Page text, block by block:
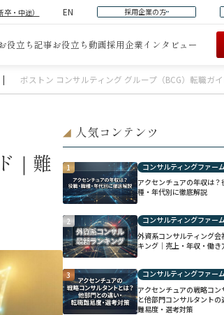
・中途） EN 採用企業の方
役立ち記事お役立ち動画採用企業インタビュー
| ボストン コンサルティング グループ（BCG）転職ガ
｜難
◢ 人気コンテンツ
1
コンサルティングファーム
アクセンチュアの年収は？
種・年代別に徹底解説
2
コンサルティングファー
外資系コンサルティング会
キング｜売上・年収・働き
3
コンサルティングファー
アクセンチュアの戦略コン
と他部門コンサルタントの
難易度・選考対策